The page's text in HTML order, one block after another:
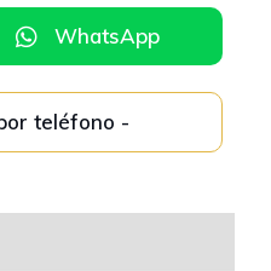
WhatsApp
por teléfono -